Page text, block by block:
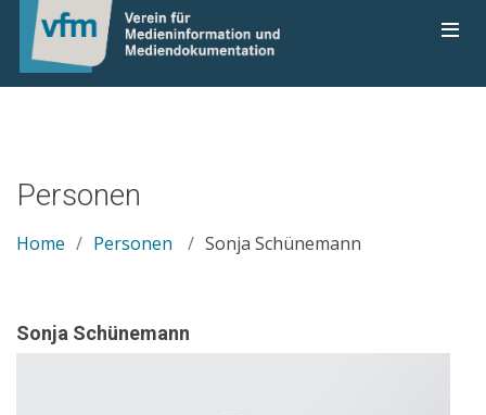
Personen
Home Personen Sonja Schünemann
Sonja Schünemann